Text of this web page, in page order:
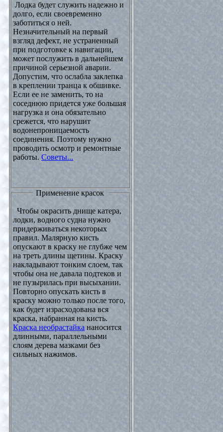
Лодка будет служить надежно и
долго, если своевременно
заботиться о ней.
Незначительный на первый
взгляд дефект, не устраненный
при подготовке к навигации,
может послужить в дальнейшем
причиной серьезной аварии.
Допустим, что ослабла заклепка
в креплении транца к обшивке.
Если ее не заменить, то на
соседнюю придется уже большая
нагрузка и она обязательно
срежется, что нарушит
водонепроницаемость
соединения. Поэтому нужно
проводить осмотр и ремонтные
работы. Советы...
Применение красок
лодки, водного судна нужно
придерживаться некоторых
правил. Малярную кисть
опускают в краску не глубже чем
на треть длины щетины. Краску
накладывают тонким слоем, так
чтобы она не давала подтеков и
не пузырилась при высыхании.
Повторно опускать кисть в
краску можно только после того,
как будет израсходована вся
краска, набранная на кисть.
Краска необрастайкананосится
длинными, параллельными
слоям дерева мазками без
сильных нажимов.